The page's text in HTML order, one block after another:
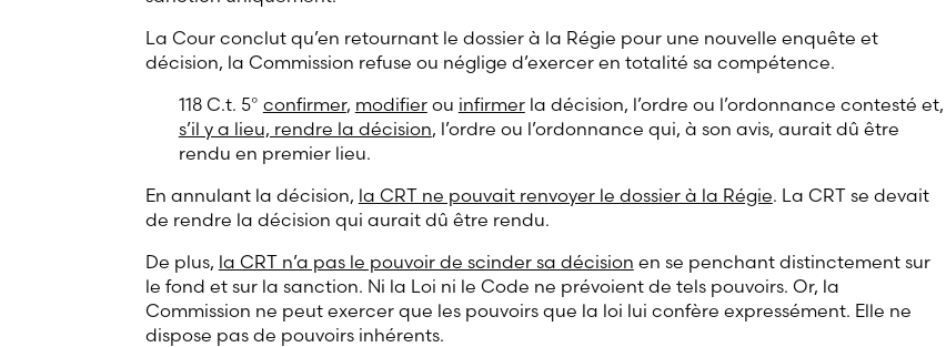
La Cour conclut qu’en retournant le dossier à la Régie pour une nouvelle enquête et
décision, la Commission refuse ou néglige d’exercer en totalité sa compétence.
118 C.t. 5° confirmer, modifierou infirmerla décision, l’ordre ou l’ordonnance contesté et,
s’il y a lieu, rendre la décision, l’ordre ou l’ordonnance qui, à son avis, aurait dû être
rendu en premier lieu.
En annulant la décision, la CRT ne pouvait renvoyer le dossier à la Régie. La CRT se devait
de rendre la décision qui aurait dû être rendu.
De plus, la CRT n’a pas le pouvoir de scinder sa décision en se penchant distinctement sur
le fond et sur la sanction. Ni la Loi ni le Code ne prévoient de tels pouvoirs. Or, la
Commission ne peut exercer que les pouvoirs que la loi lui confère expressément. Elle ne
dispose pas de pouvoirs inhérents.